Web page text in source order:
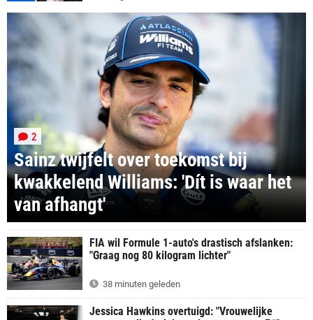
Sainz twijfelt over toekomst bij
kwakkelend Williams: 'Dít is waar het
van afhangt'
2
FIA wil Formule 1-auto's drastisch afslanken:
"Graag nog 80 kilogram lichter"
38 minuten geleden
Jessica Hawkins overtuigd: "Vrouwelijke